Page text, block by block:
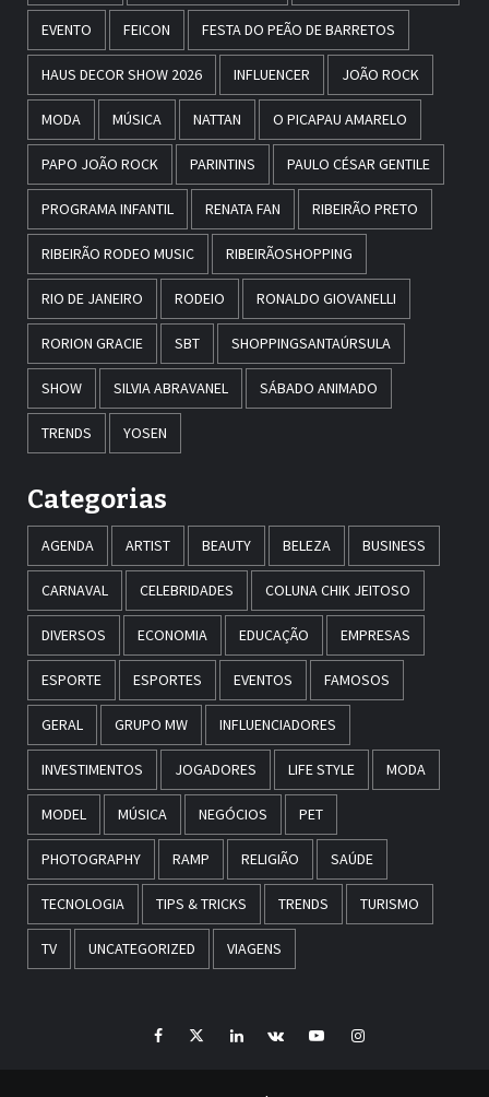
EVENTO FEICON FESTA DO PEÃO DE BARRETOS
HAUS DECOR SHOW 2026 INFLUENCER JOÃO ROCK
MODA MÚSICA NATTAN O PICAPAU AMARELO
PAPO JOÃO ROCK PARINTINS PAULO CÉSAR GENTILE
PROGRAMA INFANTIL RENATA FAN RIBEIRÃO PRETO
RIBEIRÃO RODEO MUSIC RIBEIRÃOSHOPPING
RIO DE JANEIRO RODEIO RONALDO GIOVANELLI
RORION GRACIE SBT SHOPPINGSANTAÚRSULA
SHOW SILVIA ABRAVANEL SÁBADO ANIMADO
TRENDS YOSEN
Categorias
AGENDA ARTIST BEAUTY BELEZA BUSINESS
CARNAVAL CELEBRIDADES COLUNA CHIK JEITOSO
DIVERSOS ECONOMIA EDUCAÇÃO EMPRESAS
ESPORTE ESPORTES EVENTOS FAMOSOS
GERAL GRUPO MW INFLUENCIADORES
INVESTIMENTOS JOGADORES LIFE STYLE MODA
MODEL MÚSICA NEGÓCIOS PET
PHOTOGRAPHY RAMP RELIGIÃO SAÚDE
TECNOLOGIA TIPS & TRICKS TRENDS TURISMO
TV UNCATEGORIZED VIAGENS
FacebookTwitterLinkedIn
VK YouTubeInstagram